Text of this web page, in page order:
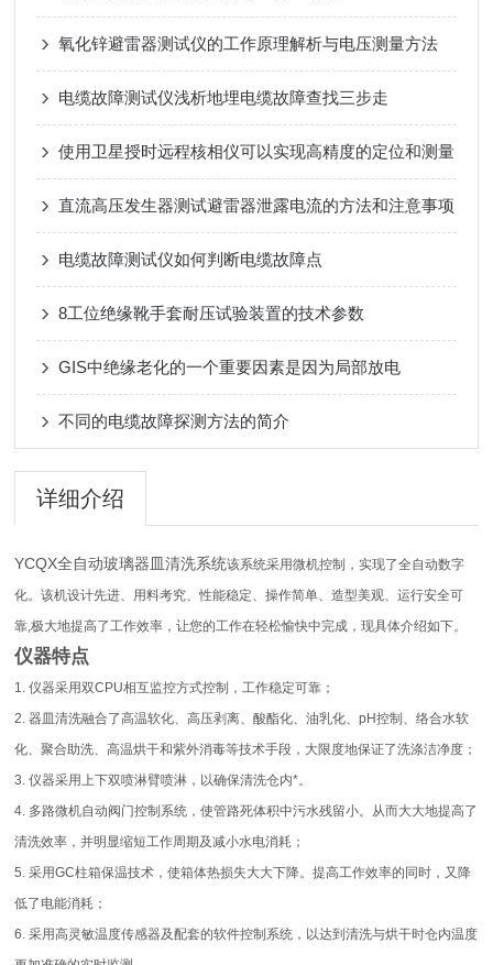
氧化锌避雷器测试仪的工作原理解析与电压测量方法
电缆故障测试仪浅析地埋电缆故障查找三步走
使用卫星授时远程核相仪可以实现高精度的定位和测量
直流高压发生器测试避雷器泄露电流的方法和注意事项
电缆故障测试仪如何判断电缆故障点
8工位绝缘靴手套耐压试验装置的技术参数
GIS中绝缘老化的一个重要因素是因为局部放电
不同的电缆故障探测方法的简介
详细介绍
YCQX全自动玻璃器皿清洗系统该系统采用微机控制，实现了全自动数字
化。该机设计先进、用料考究、性能稳定、操作简单、造型美观、运行安全可
靠,极大地提高了工作效率，让您的工作在轻松愉快中完成，现具体介绍如下。
仪器特点
1. 仪器采用双CPU相互监控方式控制，工作稳定可靠；
2. 器皿清洗融合了高温软化、高压剥离、酸酯化、油乳化、pH控制、络合水软
化、聚合助洗、高温烘干和紫外消毒等技术手段，大限度地保证了洗涤洁净度；
3. 仪器采用上下双喷淋臂喷淋，以确保清洗仓内*。
4. 多路微机自动阀门控制系统，使管路死体积中污水残留小。从而大大地提高了
清洗效率，并明显缩短工作周期及减小水电消耗；
5. 采用GC柱箱保温技术，使箱体热损失大大下降。提高工作效率的同时，又降
低了电能消耗；
6. 采用高灵敏温度传感器及配套的软件控制系统，以达到清洗与烘干时仓内温度